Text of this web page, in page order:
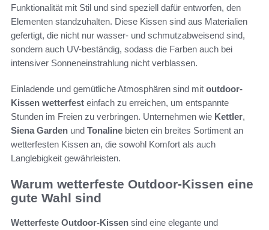
Funktionalität mit Stil und sind speziell dafür entworfen, den
Elementen standzuhalten. Diese Kissen sind aus Materialien
gefertigt, die nicht nur wasser- und schmutzabweisend sind,
sondern auch UV-beständig, sodass die Farben auch bei
intensiver Sonneneinstrahlung nicht verblassen.
Einladende und gemütliche Atmosphären sind mit outdoor-
Kissen wetterfest einfach zu erreichen, um entspannte
Stunden im Freien zu verbringen. Unternehmen wie Kettler,
Siena Garden und Tonaline bieten ein breites Sortiment an
wetterfesten Kissen an, die sowohl Komfort als auch
Langlebigkeit gewährleisten.
Warum wetterfeste Outdoor-Kissen eine
gute Wahl sind
Wetterfeste Outdoor-Kissen sind eine elegante und